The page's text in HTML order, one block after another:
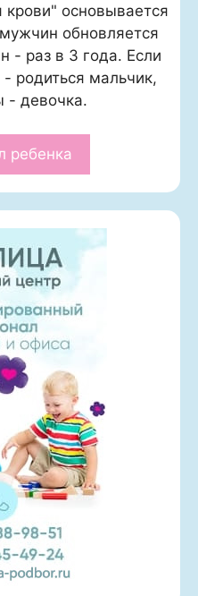
основывается
обновляется
- раз в 3 года. Если
родиться мальчик,
- девочка.
ребенка